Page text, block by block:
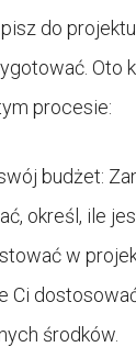
do
Oto
procesie:
budżet:
określ, ile
w
Ci
środków.